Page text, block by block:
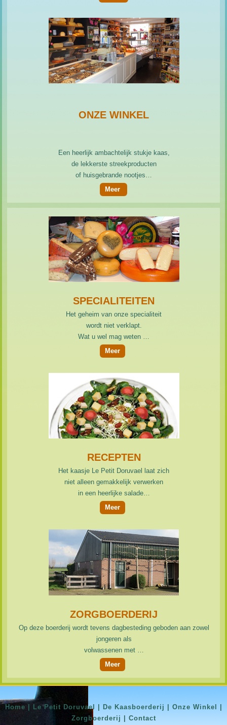
ONZE WINKEL
Een heerlijk ambachtelijk stukje kaas,
de lekkerste streekproducten
of huisgebrande nootjes…
Meer
SPECIALITEITEN
Het geheim van onze specialiteit
wordt niet verklapt.
Wat u wel mag weten
Meer
RECEPTEN
Het kaasje Le Petit Doruvael laat zich
niet alleen gemakkelijk verwerken
in een heerlijke salade…
Meer
ZORGBOERDERIJ
Op deze boerderij wordt tevens dagbesteding geboden aan zowel
jongeren als
volwassenen met …
Meer
Home Le Petit Doruvael De Kaasboerderij Onze Winkel
Zorgboerderij
Contact